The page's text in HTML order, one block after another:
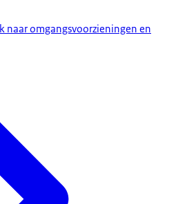
naar omgangsvoorzieningen en